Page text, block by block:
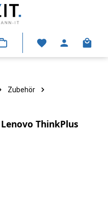
Zubehör
ThinkPlus